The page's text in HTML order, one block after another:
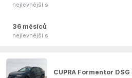
nejlevnější s
36 měsíců
nejlevnější s
CUPRA Formentor DSG